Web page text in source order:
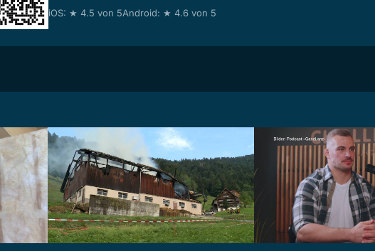
iOS: ★ 4.5 von 5Android: ★ 4.6 von 5